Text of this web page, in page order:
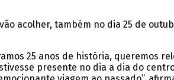
acolher, também no dia 25 de
25 anos de história, queremos
presente no dia a dia do